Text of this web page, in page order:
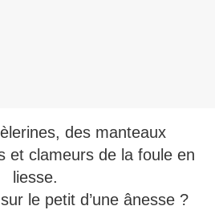
des manteaux
et clameurs de la foule en
liesse.
le petit d’une ânesse ?